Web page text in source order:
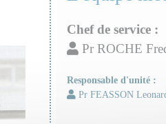
Chef de service :
Pr ROCHE
Responsable d'unité :
Pr FEASSON